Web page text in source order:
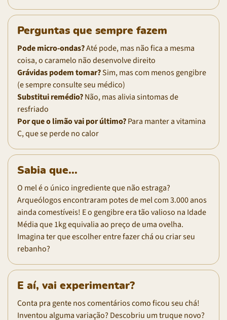
Perguntas que sempre fazem
Pode micro-ondas?Até pode, mas não fica a mesma
coisa, o caramelo não desenvolve direito
Grávidas podem tomar?Sim, mas com menos gengibre
(e sempre consulte seu médico)
Substitui remédio?Não, mas alivia sintomas de
resfriado
Por que o limão vai por último?Para manter a vitamina
C, que se perde no calor
Sabia que...
O mel é o único ingrediente que não estraga?
Arqueólogos encontraram potes de mel com 3.000 anos
ainda comestíveis! E o gengibre era tão valioso na Idade
Média que 1kg equivalia ao preço de uma ovelha.
Imagina ter que escolher entre fazer chá ou criar seu
rebanho?
E aí, vai experimentar?
Conta pra gente nos comentários como ficou seu chá!
Inventou alguma variação? Descobriu um truque novo?